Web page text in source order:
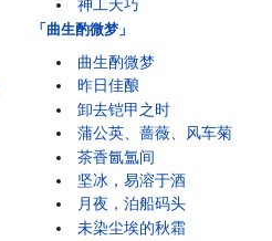
神工天巧
「曲生酌微梦」
曲生酌微梦
昨日佳酿
卸去铠甲之时
蒲公英、蔷薇、风车菊
茶香氤氲间
坚冰，易溶于酒
月夜，泊船码头
未染尘埃的秋霜